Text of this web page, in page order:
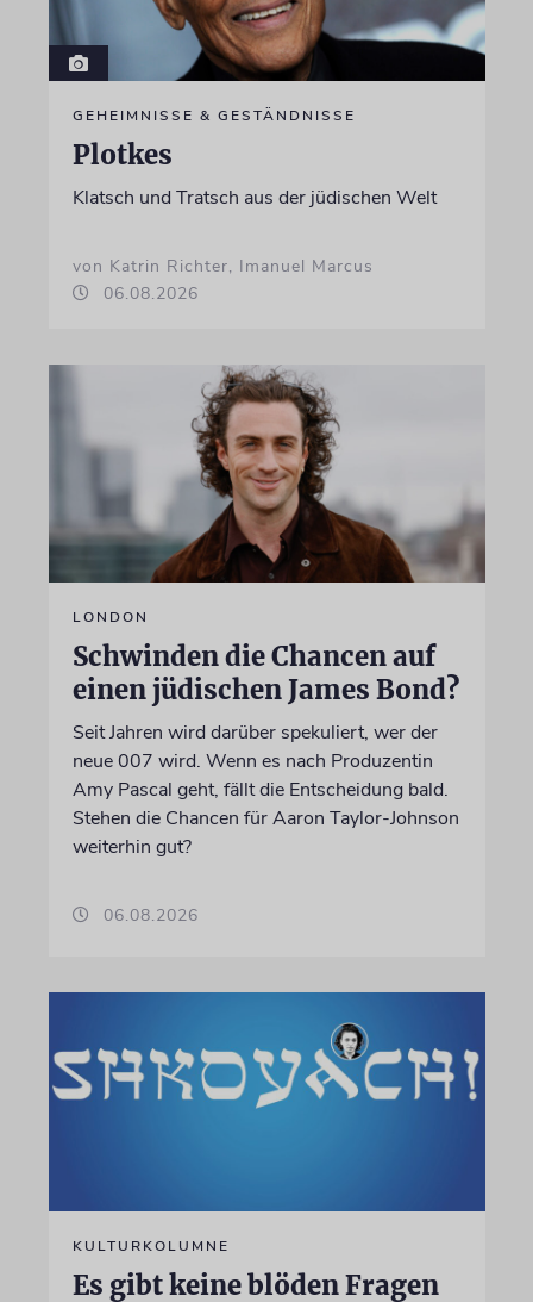
GEHEIMNISSE & GESTÄNDNISSE
Plotkes
Klatsch und Tratsch aus der jüdischen Welt
von Katrin Richter, Imanuel Marcus
06.08.2026
LONDON
Schwinden die Chancen auf
einen jüdischen James Bond?
Seit Jahren wird darüber spekuliert, wer der
neue 007 wird. Wenn es nach Produzentin
Amy Pascal geht, fällt die Entscheidung bald.
Stehen die Chancen für Aaron Taylor-Johnson
weiterhin gut?
06.08.2026
KULTURKOLUMNE
Es gibt keine blöden Fragen